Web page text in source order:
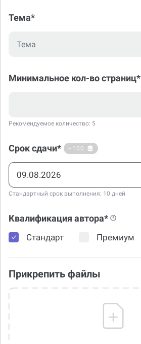
Тема*
Минимальное кол-во страниц*
Рекомендуемое количество: 5
Срок сдачи* +100
Стандартный срок выполнения: 10 дней
Квалификация автора*
Стандарт Премиум
Прикрепить файлы